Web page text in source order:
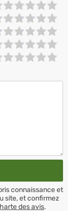
connaissance et
site, et confirmez
des avis.